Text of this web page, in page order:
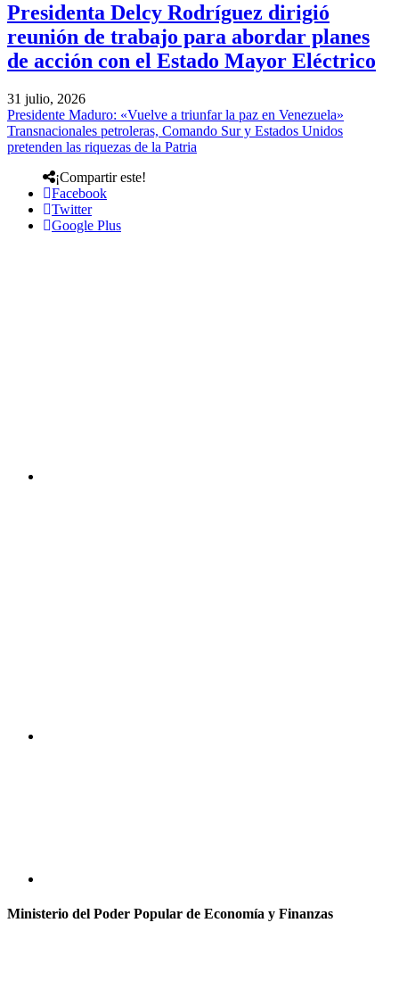
Presidenta Delcy Rodríguez dirigió
reunión de trabajo para abordar planes
de acción con el Estado Mayor Eléctrico
31 julio, 2026
Presidente Maduro: «Vuelve a triunfar la paz en Venezuela»
Transnacionales petroleras, Comando Sur y Estados Unidos
pretenden las riquezas de la Patria
¡Compartir este!
Facebook
Twitter
Google Plus
Ministerio del Poder Popular de Economía y Finanzas